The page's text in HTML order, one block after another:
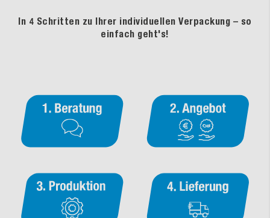
In 4 Schritten zu Ihrer individuellen Verpackung – so
einfach geht's!